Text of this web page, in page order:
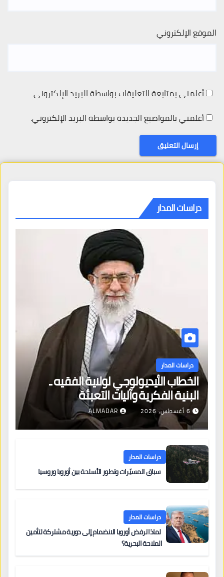
الموقع الإلكتروني
أعلمني بمتابعة التعليقات بواسطة البريد الإلكتروني.
أعلمني بالمواضيع الجديدة بواسطة البريد الإلكتروني.
دراسات المدار
دراسات المدار
الخطاب الأيديولوجي لولاية الفقيه ـ
البنية الفكرية وآليات التعبئة
6 أغسطس، 2026 ALMADAR
دراسات المدار
سباق المسيّرات وتطور الأسلحة بين أوروبا وروسيا
دراسات المدار
لماذا ترفض أوروبا الانضمام إلى دورية مشتركة لتأمين
الملاحة البحرية؟